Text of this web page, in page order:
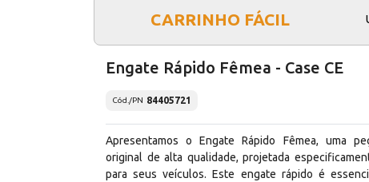
CARRINHO FÁCIL
Engate Rápido Fêmea - Case CE
Cód./PN 84405721
Apresentamos o Engate Rápido Fêmea, uma
original de alta qualidade, projetada
para seus veículos. Este engate rápido é